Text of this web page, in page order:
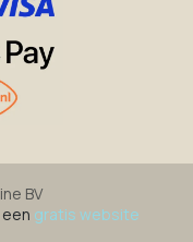
BV
gratis website